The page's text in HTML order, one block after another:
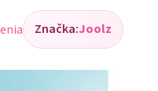
Značka:Joolz